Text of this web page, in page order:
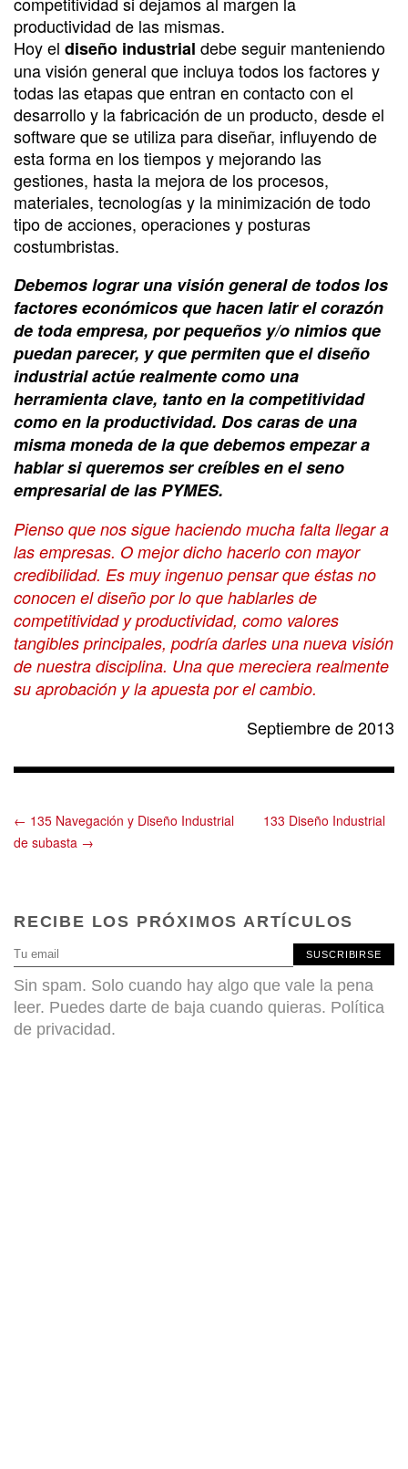
productividad de las mismas.
Hoy el diseño industrial debe seguir manteniendo
una visión general que incluya todos los factores y
todas las etapas que entran en contacto con el
desarrollo y la fabricación de un producto, desde el
software que se utiliza para diseñar, influyendo de
esta forma en los tiempos y mejorando las
gestiones, hasta la mejora de los procesos,
materiales, tecnologías y la minimización de todo
tipo de acciones, operaciones y posturas
costumbristas.
Debemos lograr una visión general de todos los
factores económicos que hacen latir el corazón
de toda empresa, por pequeños y/o nimios que
puedan parecer, y que permiten que eldiseño
industrialactúe realmente como una
herramienta clave, tanto en la competitividad
como en la productividad. Dos caras de una
misma moneda de la que debemos empezar a
hablar si queremos ser creíbles en el seno
empresarial de las PYMES.
Pienso que nos sigue haciendo mucha falta llegar a
las empresas. O mejor dicho hacerlo con mayor
credibilidad. Es muy ingenuo pensar que éstas no
conocen el diseño por lo que hablarles de
competitividad y productividad, como valores
tangibles principales, podría darles una nueva visión
de nuestra disciplina. Una que mereciera realmente
su aprobación y la apuesta por el cambio.
Septiembre de 2013
← 135 Navegación y Diseño Industrial
133 Diseño Industrial
de subasta →
RECIBE LOS PRÓXIMOS ARTÍCULOS
SUSCRIBIRSE
Sin spam. Solo cuando hay algo que vale la pena
leer. Puedes darte de baja cuando quieras. Política
de privacidad.